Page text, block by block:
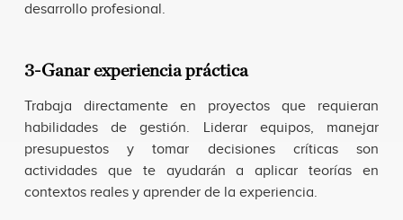
desarrollo profesional.
3-Ganar experiencia práctica
Trabaja directamente en proyectos que requieran
habilidades de gestión. Liderar equipos, manejar
presupuestos y tomar decisiones críticas son
actividades que te ayudarán a aplicar teorías en
contextos reales y aprender de la experiencia.